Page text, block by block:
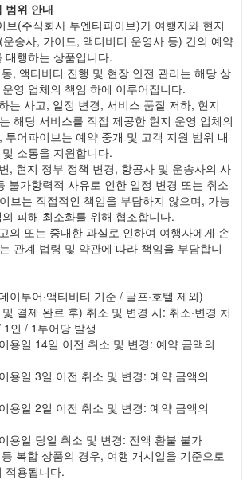
범위 안내
브(주식회사 투엔티파이브)가 여행자와 현지
송사, 가이드, 액티비티 운영사 등) 간의 예약
대행하는 상품입니다.
, 액티비티 진행 및 현장 안전 관리는 해당 상
영 업체의 책임 하에 이루어집니다.
는 사고, 일정 변경, 서비스 품질 저하, 현지
해당 서비스를 직접 제공한 현지 운영 업체의
투어파이브는 예약 중개 및 고객 지원 범위 내
소통을 지원합니다.
, 현지 정부 정책 변경, 항공사 및 운송사의 사
불가항력적 사유로 인한 일정 변경 또는 취소
브는 직접적인 책임을 부담하지 않으며, 가능
피해 최소화를 위해 협조합니다.
의 또는 중대한 과실로 인하여 여행자에게 손
관계 법령 및 약관에 따라 책임을 부담합니
이투어·액티비티 기준 / 골프·호텔 제외)
결제 완료 후) 취소 및 변경 시: 취소·변경 처
인 / 1투어당 발생
용일 14일 이전 취소 및 변경: 예약 금액의
용일 3일 이전 취소 및 변경: 예약 금액의
용일 2일 이전 취소 및 변경: 예약 금액의
용일 당일 취소 및 변경: 전액 환불 불가
복합 상품의 경우, 여행 개시일을 기준으로
적용됩니다.